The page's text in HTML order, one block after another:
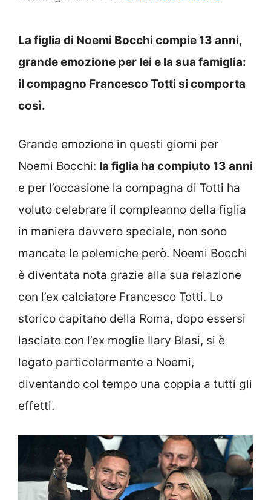
La figlia di Noemi Bocchi compie 13 anni,
grande emozione per lei e la sua famiglia:
il compagno Francesco Totti si comporta
così.
Grande emozione in questi giorni per
Noemi Bocchi: la figlia ha compiuto 13 anni
e per l’occasione la compagna di Totti ha
voluto celebrare il compleanno della figlia
in maniera davvero speciale, non sono
mancate le polemiche però. Noemi Bocchi
è diventata nota grazie alla sua relazione
con l’ex calciatore Francesco Totti. Lo
storico capitano della Roma, dopo essersi
lasciato con l’ex moglie Ilary Blasi, si è
legato particolarmente a Noemi,
diventando col tempo una coppia a tutti gli
effetti.